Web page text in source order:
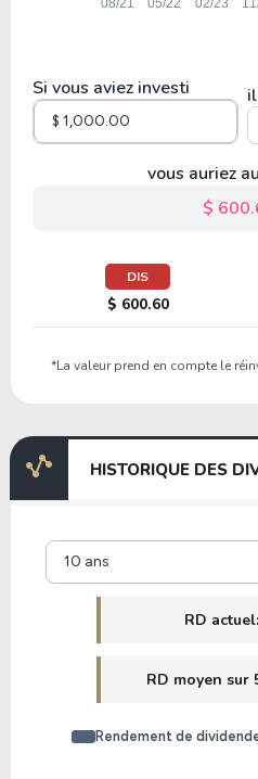
25.00 25.25
CMG
Si vous aviez investi
vous auriez
$
DIS
$ 600.60
*La valeur prend en compte le
HISTORIQUE DES
10 ans
RD actuel:
RD moyen sur
Rendement de